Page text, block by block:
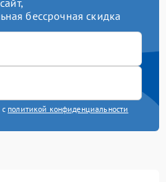
сайт,
бессрочная скидка
политикой конфиденциальности